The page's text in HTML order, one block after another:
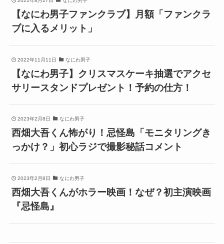
【なにわ男子ファンクラブ】月額「ファンクラ
ブに入るメリット」
2022年11月11日 なにわ男子
【なにわ男子】クリスマスケーキ抽選でアクセ
サリースタンドプレゼント！予約の仕方！
2023年2月8日 なにわ男子
西畑大吾くん怖がり！忌怪島「モニタリングき
っかけ？」初心ラジで撮影秘話コメント
2023年2月8日 なにわ男子
西畑大吾くんがホラー映画！なぜ？初主演映画
『忌怪島』